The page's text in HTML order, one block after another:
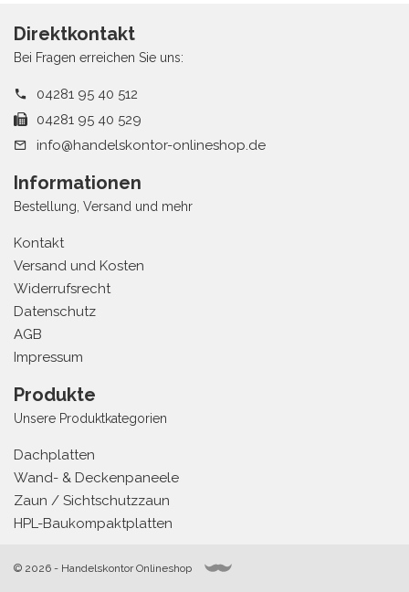
Direktkontakt
Bei Fragen erreichen Sie uns:
04281 95 40 512
04281 95 40 529
info@handelskontor-onlineshop.de
Informationen
Bestellung, Versand und mehr
Kontakt
Versand und Kosten
Widerrufsrecht
Datenschutz
AGB
Impressum
Produkte
Unsere Produktkategorien
Dachplatten
Wand- & Deckenpaneele
Zaun / Sichtschutzzaun
HPL-Baukompaktplatten
© 2026 - Handelskontor Onlineshop